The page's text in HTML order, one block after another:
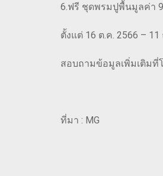
6.ฟรี ชุดพรมปูพื้นมูลค่า
ตั้งแต่ 16 ต.ค. 2566 – 11
สอบถามข้อมูลเพิ่มเติมที่
ที่มา : MG